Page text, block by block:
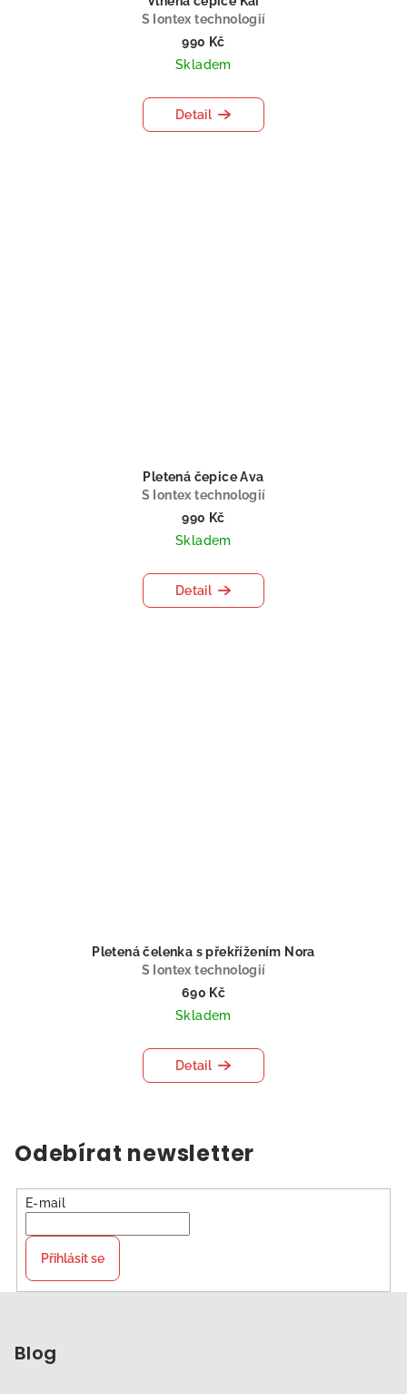
S Iontex technologií
990 Kč
Skladem
Detail
Pletená čepice Ava
S Iontex technologií
990 Kč
Skladem
Detail
Pletená čelenka s překřížením Nora
S Iontex technologií
690 Kč
Skladem
Detail
Odebírat newsletter
E-mail
Přihlásit se
Blog